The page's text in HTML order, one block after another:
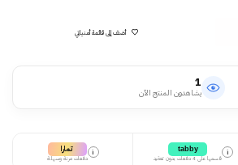
أضف إلى قائمة أمنياتي
1
يشاهدون المنتج الآن
i
tabby
قسمها على 4 دفعات بدون تعقيد
i تمارا
دفعات مرنة وسهلة